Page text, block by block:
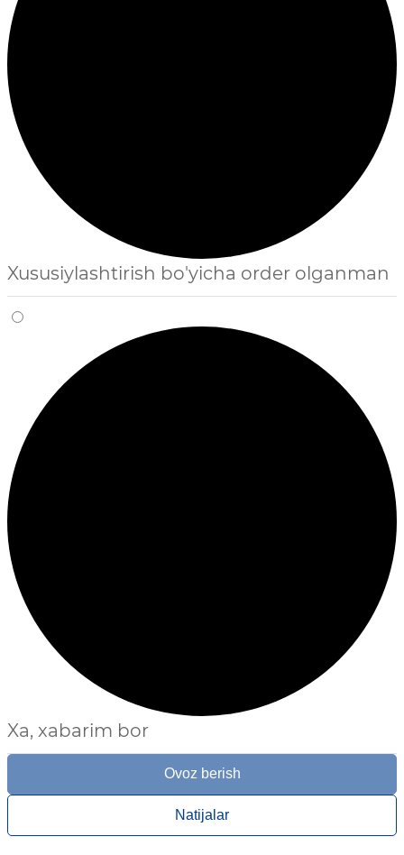
Xususiylashtirish bo'yicha order olganman
Xa, xabarim bor
Ovoz berish
Natijalar